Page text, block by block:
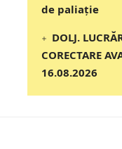
de paliație
DOLJ.
CORECTARE
16.08.2026